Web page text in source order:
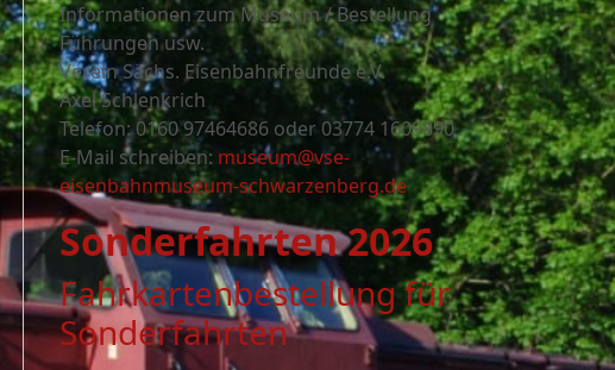
Informationen zum Museum / Bestellung
Führungen usw.
Verein Sächs. Eisenbahnfreunde e.V.
Axel Schlenkrich
Telefon: 0160 97464686 oder 03774 1609890
E-Mail schreiben: museum@vse-
eisenbahnmuseum-schwarzenberg.de
Sonderfahrten 2026
Fahrkartenbestellung für
Sonderfahrten